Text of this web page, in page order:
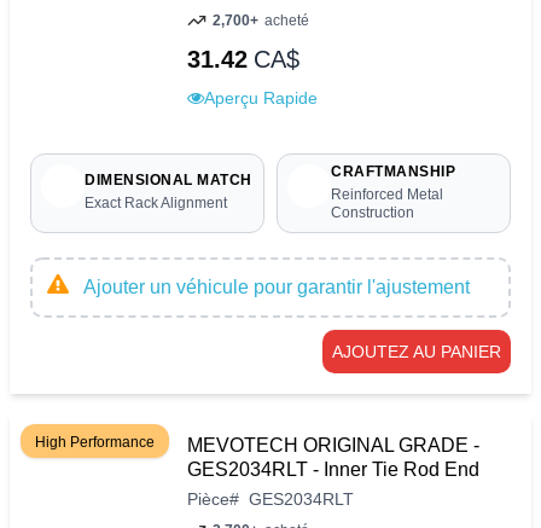
2,700+ acheté
31.42 CA$
Aperçu Rapide
DIMENSIONAL MATCH
Exact Rack Alignment
CRAFTMANSHIP
Reinforced Metal
Construction
Ajouter un véhicule pour garantir l'ajustement
AJOUTEZ AU PANIER
High Performance
MEVOTECH ORIGINAL GRADE -
GES2034RLT - Inner Tie Rod End
Pièce# GES2034RLT